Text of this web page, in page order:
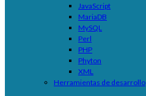
JavaScript
MariaDB
MySQL
Perl
PHP
Phyton
XML
Herramientas de desarrollo